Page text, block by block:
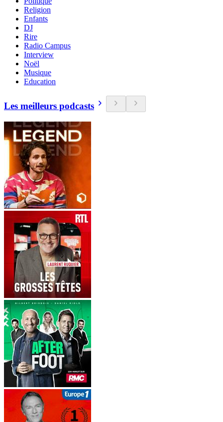
Religion
Enfants
DJ
Rire
Radio Campus
Interview
Noël
Musique
Education
Les meilleurs podcasts